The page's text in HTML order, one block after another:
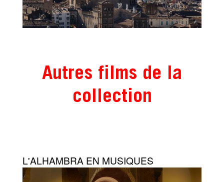
Autres films de la
collection
L'ALHAMBRA EN MUSIQUES